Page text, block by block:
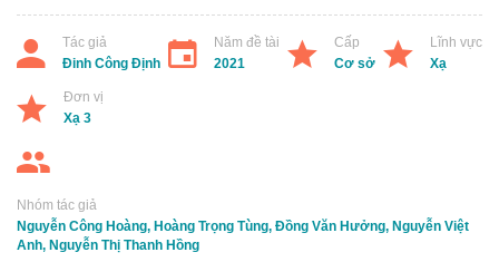
Tác giả
Đinh Công Định
Năm đề tài
2021
Cấp
Cơ sở
Lĩnh vực
Xạ
Đơn vị
Xạ 3
Nhóm tác giả
Nguyễn Công Hoàng, Hoàng Trọng Tùng, Đồng Văn Hưởng, Nguyễn Việt
Anh, Nguyễn Thị Thanh Hồng